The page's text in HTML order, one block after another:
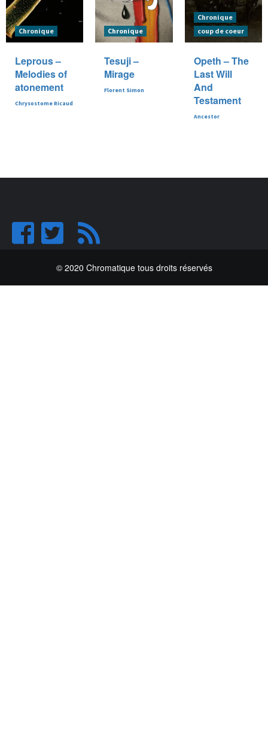
Chronique
Leprous –
Melodies of
atonement
Chrysostome Ricaud
Chronique
Tesuji –
Mirage
Florent Simon
Chronique
coup de coeur
Opeth – The
Last Will
And
Testament
Ancestor
© 2020 Chromatique tous droits réservés